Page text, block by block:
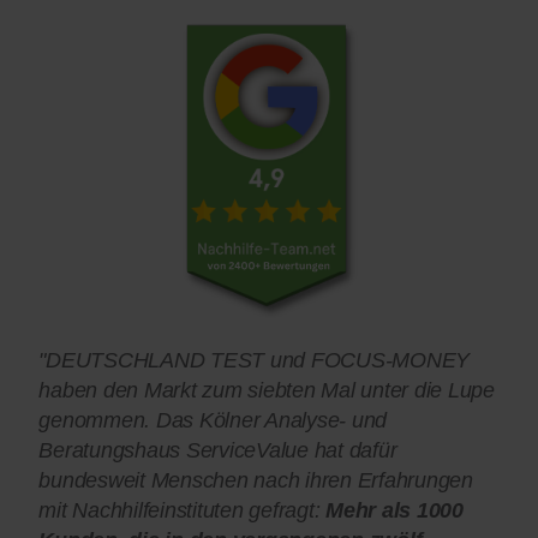
"DEUTSCHLAND TEST und FOCUS-MONEY
haben den Markt zum siebten Mal unter die Lupe
genommen. Das Kölner Analyse- und
Beratungshaus ServiceValue hat dafür
bundesweit Menschen nach ihren Erfahrungen
mit Nachhilfeinstituten gefragt: Mehr als 1000